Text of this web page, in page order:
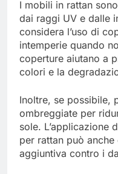
I mobili in rattan
dai raggi UV e dalle
considera l’uso di
intemperie quando
coperture aiutano a
colori e la
Inoltre, se possibile,
ombreggiate per
sole. L’applicazione
per rattan può
aggiuntiva contro i